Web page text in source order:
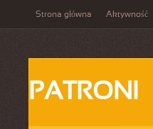
Strona główna Aktywność
PATRONI